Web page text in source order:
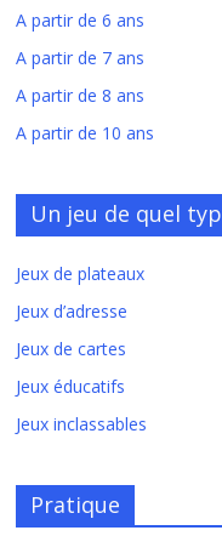
A partir de 6 ans
A partir de 7 ans
A partir de 8 ans
A partir de 10 ans
Un jeu de quel
Jeux de plateaux
Jeux d’adresse
Jeux de cartes
Jeux éducatifs
Jeux inclassables
Pratique